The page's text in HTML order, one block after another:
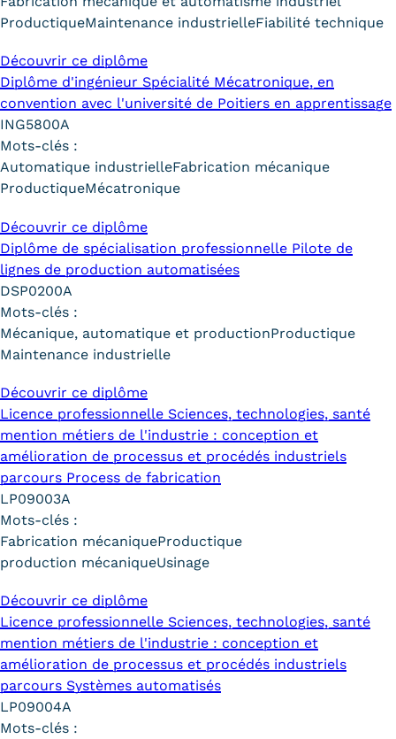
Validation des études
supérieures (VES)
professionnels et personnels
(VAPP)
Infos pratiques
Handi'Cnam
Témoignages
Statistiques
FAQ
Lexique
Qualiopi
Le Cnam ICSV
Mobilité internationale et
Erasmus
ProductiqueMaintenance industrielleFiabilité technique
Découvrir ce diplôme
Diplôme d'ingénieur Spécialité Mécatronique, en
convention avec l'université de Poitiers en apprentissage
ING5800A
Mots-clés :
Automatique industrielleFabrication mécanique
ProductiqueMécatronique
Découvrir ce diplôme
Diplôme de spécialisation professionnelle Pilote de
lignes de production automatisées
DSP0200A
Mots-clés :
Mécanique, automatique et productionProductique
Maintenance industrielle
Découvrir ce diplôme
Licence professionnelle Sciences, technologies, santé
mention métiers de l'industrie : conception et
amélioration de processus et procédés industriels
parcours Process de fabrication
LP09003A
Mots-clés :
Fabrication mécaniqueProductique
production mécaniqueUsinage
Découvrir ce diplôme
Licence professionnelle Sciences, technologies, santé
mention métiers de l'industrie : conception et
amélioration de processus et procédés industriels
parcours Systèmes automatisés
LP09004A
Mots-clés :